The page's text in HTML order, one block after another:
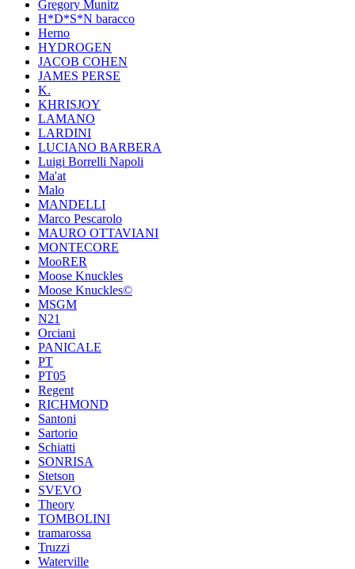
Gregory Munitz
H*D*S*N baracco
Herno
HYDROGEN
JACOB COHEN
JAMES PERSE
K.
KHRISJOY
LAMANO
LARDINI
LUCIANO BARBERA
Luigi Borrelli Napoli
Ma'at
Malo
MANDELLI
Marco Pescarolo
MAURO OTTAVIANI
MONTECORE
MooRER
Moose Knuckles
Moose Knuckles©️
MSGM
N21
Orciani
PANICALE
PT
PT05
Regent
RICHMOND
Santoni
Sartorio
Schiatti
SONRISA
Stetson
SVEVO
Theory
TOMBOLINI
tramarossa
Truzzi
Waterville